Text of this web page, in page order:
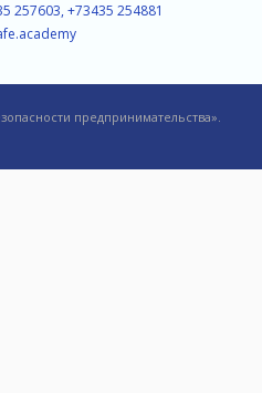
257603, +73435 254881
предпринимательства».